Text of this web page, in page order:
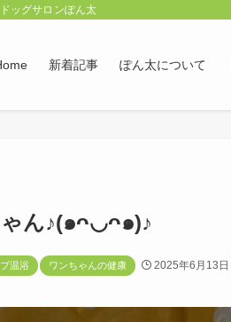
ッグサロンぽん太
新着記事 ぽん太について
ん♪(๑ᴖ◡ᴖ๑)♪
温浴 ワンちゃんの健康 2025年6月13日